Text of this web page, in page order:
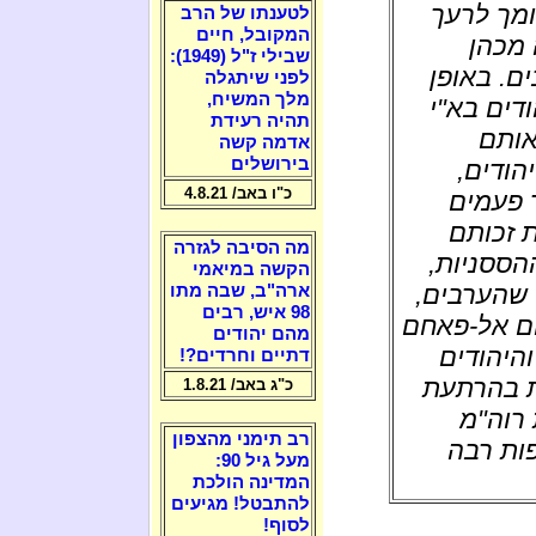
לרעך
מכהן
באופן
בא"י
פעמים
זכותם
שהערבים,
אל-פאחם
בהרתעת
רוה"מ
רבה
לטענתו של הרב
המקובל, חיים
שבילי ז"ל (1949):
לפני שיתגלה
מלך המשיח,
תהיה רעידת
אדמה קשה
בירושלים
כ"ו באב/ 4.8.21
מה הסיבה לגזרה
הקשה במיאמי
ארה"ב, שבה מתו
98 איש, רבים
מהם יהודים
דתיים וחרדים?!
כ"ג באב/ 1.8.21
רב תימני מהצפון
מעל גיל 90:
המדינה הולכת
להתבטל! מגיעים
לסוף!